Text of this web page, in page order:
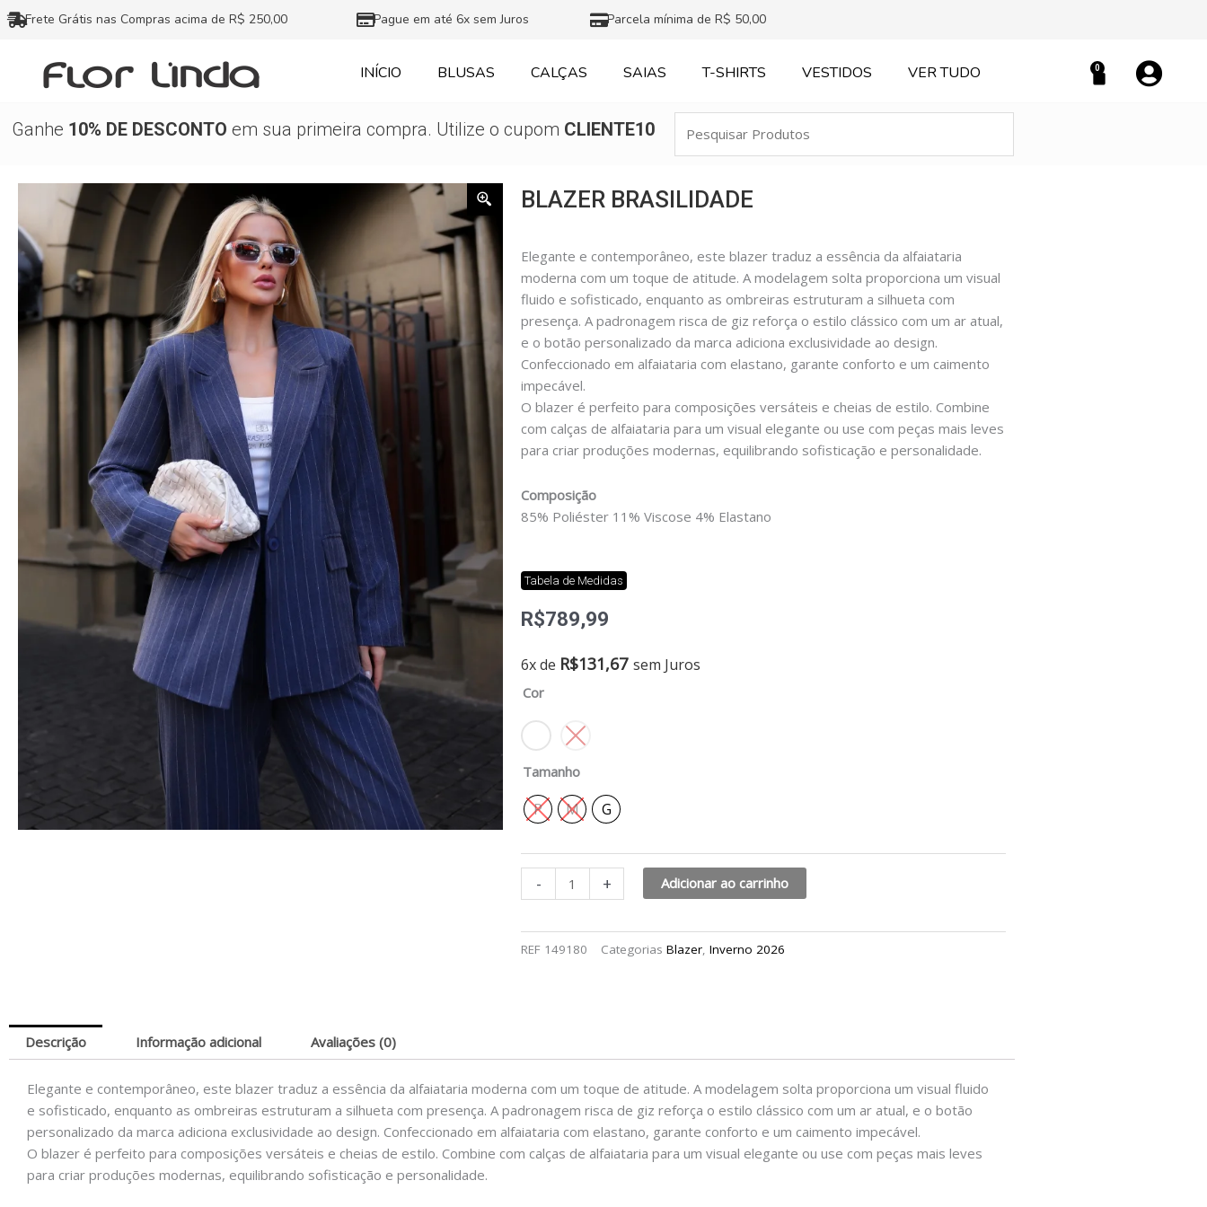
Ir
para
conteúdo
Frete Grátis nas Compras acima de R$ 250,00 Pague em até 6x sem Juros Parcela mínima de R$ 50,00
INÍCIO BLUSAS CALÇAS SAIAS T-SHIRTS VESTIDOS VER TUDO 0
Carrinho
Ganhe 10% DE DESCONTO em sua primeira compra. Utilize o cupom CLIENTE10
Produtos
BLAZER BRASILIDADE
Elegante e contemporâneo, este blazer traduz a essência da alfaiataria
moderna com um toque de atitude. A modelagem solta proporciona um visual
fluido e sofisticado, enquanto as ombreiras estruturam a silhueta com
presença. A padronagem risca de giz reforça o estilo clássico com um ar atual,
e o botão personalizado da marca adiciona exclusividade ao design.
Confeccionado em alfaiataria com elastano, garante conforto e um caimento
impecável.
O blazer é perfeito para composições versáteis e cheias de estilo. Combine
com calças de alfaiataria para um visual elegante ou use com peças mais leves
para criar produções modernas, equilibrando sofisticação e personalidade.
Composição
85% Poliéster 11% Viscose 4% Elastano
Tabela de Medidas
R$789,99
6x de R$131,67 sem Juros
Cor
Tamanho
P M G
-
Blazer
+ Adicionar ao carrinho
REF 149180 Categorias Blazer, Inverno 2026
Descrição Informação adicional Avaliações (0)
Elegante e contemporâneo, este blazer traduz a essência da alfaiataria moderna com um toque de atitude. A modelagem solta proporciona um visual fluido
e sofisticado, enquanto as ombreiras estruturam a silhueta com presença. A padronagem risca de giz reforça o estilo clássico com um ar atual, e o botão
personalizado da marca adiciona exclusividade ao design. Confeccionado em alfaiataria com elastano, garante conforto e um caimento impecável.
O blazer é perfeito para composições versáteis e cheias de estilo. Combine com calças de alfaiataria para um visual elegante ou use com peças mais leves
para criar produções modernas, equilibrando sofisticação e personalidade.